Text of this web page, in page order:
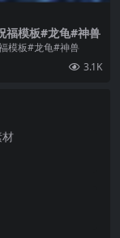
福模板#龙龟#神兽
模板#龙龟#神兽
3.1K